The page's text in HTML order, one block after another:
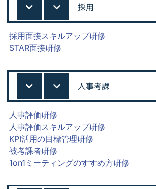
採用
採用面接スキルアップ研修
STAR面接研修
人事考課
人事評価研修
人事評価スキルアップ研修
KPI活用の目標管理研修
被考課者研修
1on1ミーティングのすすめ方研修